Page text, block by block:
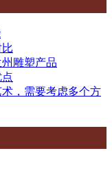
雕塑产品
，需要考虑多个方